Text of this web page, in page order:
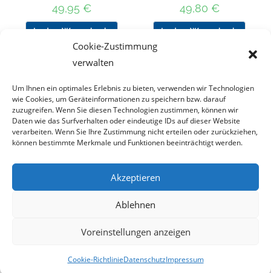
Cookie-Zustimmung
verwalten
Um Ihnen ein optimales Erlebnis zu bieten, verwenden wir Technologien
wie Cookies, um Geräteinformationen zu speichern bzw. darauf
zuzugreifen. Wenn Sie diesen Technologien zustimmen, können wir
Daten wie das Surfverhalten oder eindeutige IDs auf dieser Website
verarbeiten. Wenn Sie Ihre Zustimmung nicht erteilen oder zurückziehen,
können bestimmte Merkmale und Funktionen beeinträchtigt werden.
Akzeptieren
Ablehnen
Voreinstellungen anzeigen
Cookie-RichtlinieDatenschutzImpressum
49,95 €
In den Warenkorb
49,80 €
In den Warenkorb
Nach Preis filtern
Kategorie
auswählen
Datenschutz
Haftungsausschluss
Copyright 2023 - DT COLLECTION